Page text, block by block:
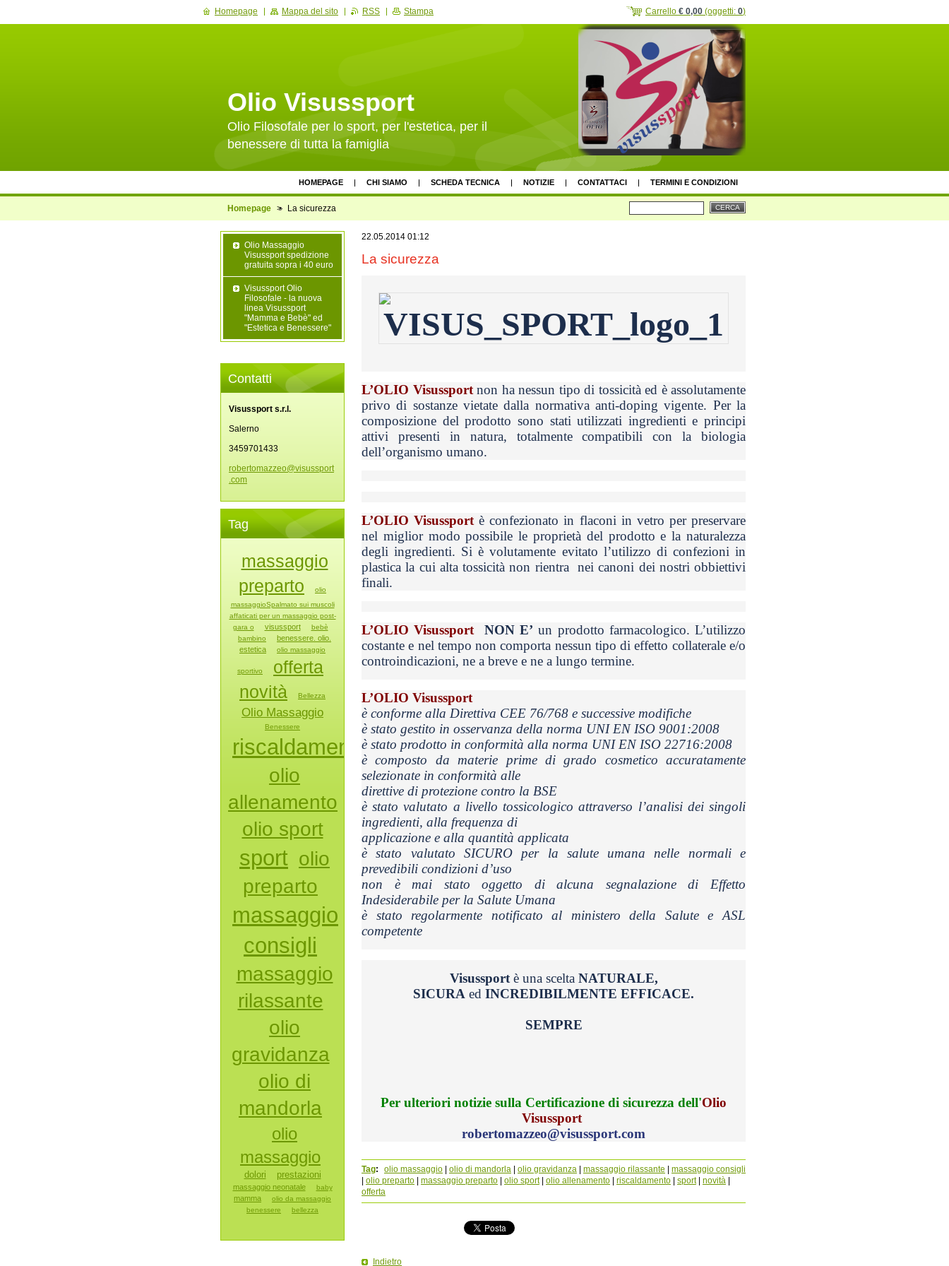
Olio Visussport
Olio Filosofale per lo sport, per l'estetica, per il
benessere di tutta la famiglia
HOMEPAGE CHI SIAMO SCHEDA TECNICA NOTIZIE CONTATTACI TERMINI E CONDIZIONI
Homepage > La sicurezza
22.05.2014 01:12
La sicurezza
L’OLIO Visussport non ha nessun tipo di tossicità ed è assolutamente
privo di sostanze vietate dalla normativa anti-doping vigente. Per la
composizione del prodotto sono stati utilizzati ingredienti e principi
attivi presenti in natura, totalmente compatibili con la biologia
dell’organismo umano.
L’OLIO Visussport è confezionato in flaconi in vetro per preservare
nel miglior modo possibile le proprietà del prodotto e la naturalezza
degli ingredienti. Si è volutamente evitato l’utilizzo di confezioni in
plastica la cui alta tossicità non rientra nei canoni dei nostri obbiettivi
finali.
L’OLIO Visussport NON E’ un prodotto farmacologico. L’utilizzo
costante e nel tempo non comporta nessun tipo di effetto collaterale e/o
controindicazioni, ne a breve e ne a lungo termine.
L’OLIO Visussport
è conforme alla Direttiva CEE 76/768 e successive modifiche
è stato gestito in osservanza della norma UNI EN ISO 9001:2008
è stato prodotto in conformità alla norma UNI EN ISO 22716:2008
è composto da materie prime di grado cosmetico accuratamente
selezionate in conformità alle
direttive di protezione contro la BSE
è stato valutato a livello tossicologico attraverso l’analisi dei singoli
ingredienti, alla frequenza di
applicazione e alla quantità applicata
è stato valutato SICURO per la salute umana nelle normali e
prevedibili condizioni d’uso
non è mai stato oggetto di alcuna segnalazione di Effetto
Indesiderabile per la Salute Umana
è stato regolarmente notificato al ministero della Salute e ASL
competente
Visussportè una scelta NATURALE,
SICURA ed INCREDIBILMENTE EFFICACE.
SEMPRE
Per ulteriori notizie sulla Certificazione di sicurezza dell'Olio
Visussport
robertomazzeo@visussport.com
Tag: olio massaggio olio di mandorla olio gravidanza massaggio rilassante
massaggio consigli
olio preparto massaggio preparto olio sport olio allenamento riscaldamento sport novità
offerta
Indietro
Olio Massaggio
Visussport spedizione
gratuita sopra i 40 euro
Visussport Olio
Filosofale - la nuova
linea Visussport
"Mamma e Bebè" ed
"Estetica e Benessere"
Contatti
Visussport s.r.l.
Salerno
3459701433
robertomazzeo@visussport
.com
Tag
massaggio
preparto
olio
massaggioSpalmato sui muscoli
affaticati per un massaggio post-
gara o
visussport
bebè
bambino
benessere. olio.
estetica
olio massaggio
sportivo
offerta
novità
Bellezza
Olio Massaggio
Benessere
riscaldamento
olio
allenamento
olio sport
sport olio
preparto
massaggio
consigli
massaggio
rilassante
olio
gravidanza
olio di
mandorla
olio
massaggio
dolori prestazioni
massaggio neonatale baby
mamma
olio da massaggio
benessere
bellezza
Carrello € 0,00 (oggetti: 0)
Homepage Mappa del sito RSS Stampa